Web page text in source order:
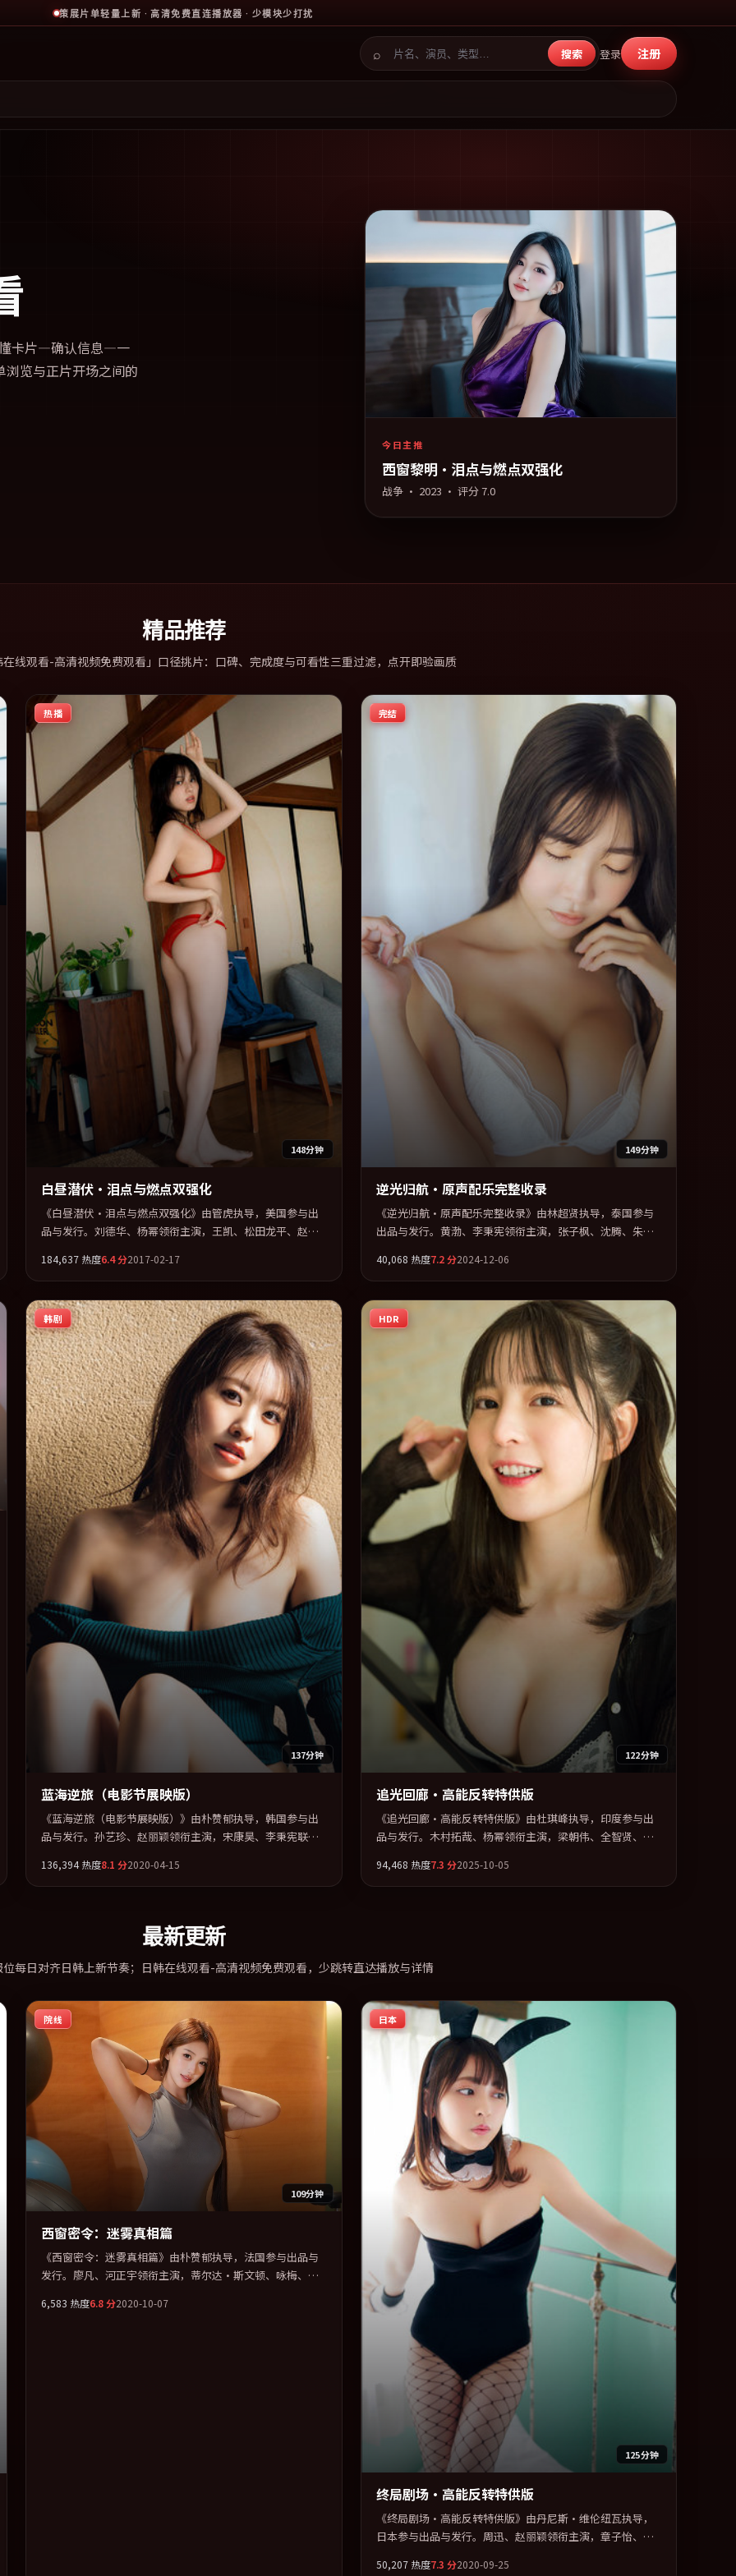
策展片单轻量上新 · 高清免费直连播放器 · 少模块少打扰
⌕ 搜索 登录 注册
卡片—确认信息—一
览与正片开场之间的
今日主推
西窗黎明·泪点与燃点双强化
战争· 2023 · 评分 7.0
精品推荐
线观看-高清视频免费观看」口径挑片：口碑、完成度与可看性三重过滤，点开即验画质
热播
148分钟
白昼潜伏·泪点与燃点双强化
《白昼潜伏·泪点与燃点双强化》由管虎执导，美国参与出
品与发行。刘德华、杨幂领衔主演，王凯、松田龙平、赵丽
缓缓合拢。全片以「奇幻」类型为骨架，在叙事、表演与视
听上力求统一。定于 2017-09-03 在内地院线及主流平台同步
亮相，2017 年度话题片中口碑稳健，适合喜欢强情节与人物
弧光的观众完整观看。
184,637 热度6.4分2017-02-17
完结
149分钟
逆光归航·原声配乐完整收录
《逆光归航·原声配乐完整收录》由林超贤执导，泰国参与
出品与发行。黄渤、李秉宪领衔主演，张子枫、沈腾、朱一
叠。全片以「爱情」类型为骨架，在叙事、表演与视听上力
求统一。定于 2024-10-27 在内地院线及主流平台同步亮相，
2024 年度话题片中口碑稳健，适合喜欢强情节与人物弧光的
观众完整观看。
40,068 热度7.2分2024-12-06
韩剧
137分钟
蓝海逆旅（电影节展映版）
《蓝海逆旅（电影节展映版）》由朴赞郁执导，韩国参与出
品与发行。孙艺珍、赵丽颖领衔主演，宋康昊、李秉宪联袂
「惊悚」类型为骨架，在叙事、表演与视听上力求统一。定
于 2020-07-03 在内地院线及主流平台同步亮相，2020 年度
136,394热度8.1 分2020-04-15
HDR
122分钟
追光回廊·高能反转特供版
《追光回廊·高能反转特供版》由杜琪峰执导，印度参与出
品与发行。木村拓哉、杨幂领衔主演，梁朝伟、全智贤、雷
缓缓合拢。全片以「科幻」类型为骨架，在叙事、表演与视
听上力求统一。定于 2025-02-28 在内地院线及主流平台同步
94,468 热度7.3 分2025-10-05
最新更新
每日对齐日韩上新节奏；日韩在线观看-高清视频免费观看，少跳转直达播放与详情
院线
109分钟
西窗密令：迷雾真相篇
《西窗密令：迷雾真相篇》由朴赞郁执导，法国参与出品与
发行。廖凡、河正宇领衔主演，蒂尔达·斯文顿、咏梅、王
去。全片以「冒险」类型为骨架，在叙事、表演与视听上力
6,583 热度6.8分2020-10-07
日本
125分钟
终局剧场·高能反转特供版
《终局剧场·高能反转特供版》由丹尼斯·维伦纽瓦执导，
日本参与出品与发行。周迅、赵丽颖领衔主演，章子怡、基
足，却不失叙事上的共情力。全片以「剧情」类型为骨架，
50,207热度7.3 分2020-09-25